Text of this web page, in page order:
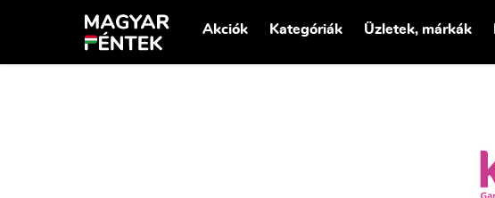
Akciók Kategóriák Üzletek, márkák